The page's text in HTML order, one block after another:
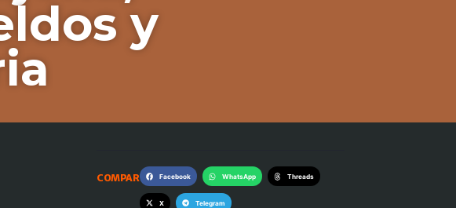
y
COMPARTE: Facebook WhatsApp Threads
X Telegram